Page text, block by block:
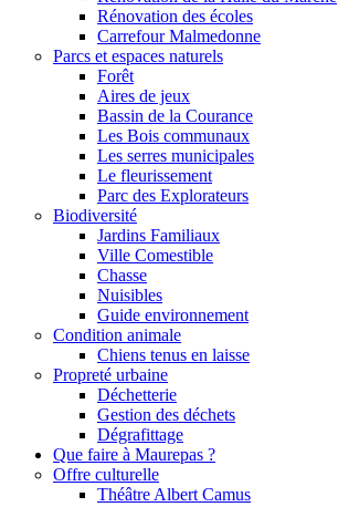
Rénovation des écoles
Carrefour Malmedonne
Parcs et espaces naturels
Forêt
Aires de jeux
Bassin de la Courance
Les Bois communaux
Les serres municipales
Le fleurissement
Parc des Explorateurs
Biodiversité
Jardins Familiaux
Ville Comestible
Chasse
Nuisibles
Guide environnement
Condition animale
Chiens tenus en laisse
Propreté urbaine
Déchetterie
Gestion des déchets
Dégrafittage
Que faire à Maurepas ?
Offre culturelle
Théâtre Albert Camus